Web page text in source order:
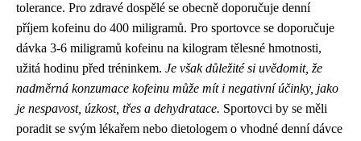
tolerance. Pro zdravé dospělé se obecně doporučuje denní
příjem kofeinu do 400 miligramů. Pro sportovce se doporučuje
dávka 3-6 miligramů kofeinu na kilogram tělesné hmotnosti,
užitá hodinu před tréninkem. Je však důležité si uvědomit, že
nadměrná konzumace kofeinu může mít i negativní účinky, jako
je nespavost, úzkost, třes a dehydratace. Sportovci by se měli
poradit se svým lékařem nebo dietologem o vhodné denní dávce